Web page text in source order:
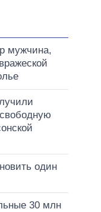
мужчина,
один
30 млн